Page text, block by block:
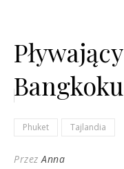
warto
Phuket Tajlandia
PrzezAnna